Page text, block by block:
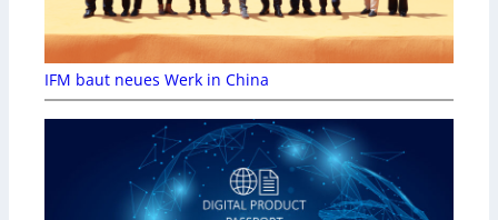
IFM baut neues Werk in China